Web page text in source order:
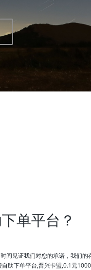
单平台？
见证我们对您的承诺，我们的
助下单平台,晋兴卡盟,0.1元